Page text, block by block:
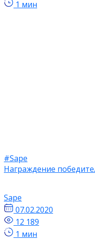
1 мин
#Sape
Награждение
Sape
07.02.2020
12 189
1 мин